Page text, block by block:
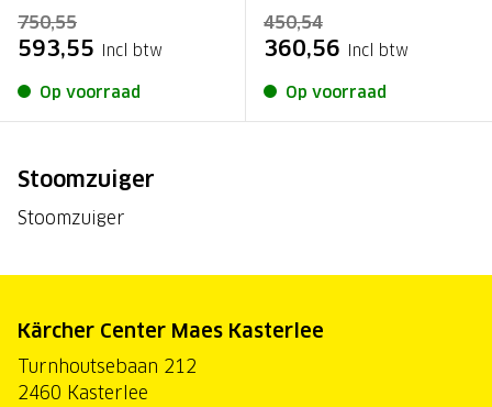
750,55
593,55 Incl btw
Op voorraad
450,54
360,56 Incl btw
Op voorraad
Stoomzuiger
Stoomzuiger
Kärcher Center Maes Kasterlee
Turnhoutsebaan 212
2460 Kasterlee